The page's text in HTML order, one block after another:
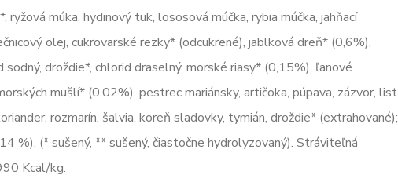
ryžová múka, hydinový tuk, lososová múčka, rybia múčka, jahňací
olej, cukrovarské rezky* (odcukrené), jablková dreň* (0,6%),
sodný, droždie*, chlorid draselný, morské riasy* (0,15%), ľanové
mušlí* (0,02%), pestrec mariánsky, artičoka, púpava, zázvor, list
rozmarín, šalvia, koreň sladovky, tymián, droždie* (extrahované);
%). (* sušený, ** sušený, čiastočne hydrolyzovaný). Stráviteľná
Kcal/kg.